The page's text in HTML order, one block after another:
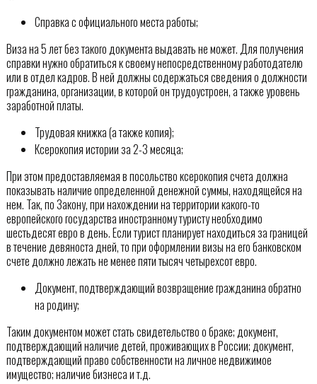
Справка с официального места работы;
Виза на 5 лет без такого документа выдавать не может. Для получения
справки нужно обратиться к своему непосредственному работодателю
или в отдел кадров. В ней должны содержаться сведения о должности
гражданина, организации, в которой он трудоустроен, а также уровень
заработной платы.
Трудовая книжка (а также копия);
Ксерокопия истории за 2-3 месяца;
При этом предоставляемая в посольство ксерокопия счета должна
показывать наличие определенной денежной суммы, находящейся на
нем. Так, по Закону, при нахождении на территории какого-то
европейского государства иностранному туристу необходимо
шестьдесят евро в день. Если турист планирует находиться за границей
в течение девяноста дней, то при оформлении визы на его банковском
счете должно лежать не менее пяти тысяч четырехсот евро.
Документ, подтверждающий возвращение гражданина обратно
на родину;
Таким документом может стать свидетельство о браке; документ,
подтверждающий наличие детей, проживающих в России; документ,
подтверждающий право собственности на личное недвижимое
имущество; наличие бизнеса и т.д.